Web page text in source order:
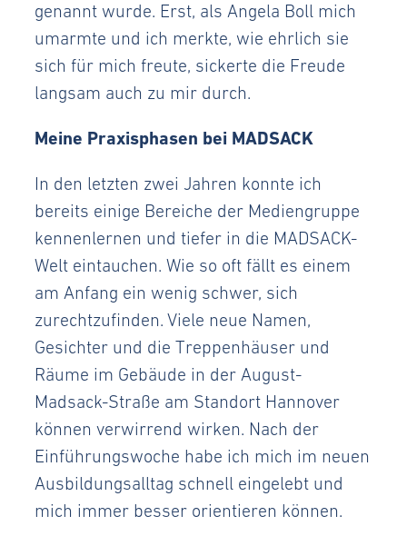
genannt wurde. Erst, als Angela Boll mich
umarmte und ich merkte, wie ehrlich sie
sich für mich freute, sickerte die Freude
langsam auch zu mir durch.
Meine Praxisphasen bei MADSACK
In den letzten zwei Jahren konnte ich
bereits einige Bereiche der Mediengruppe
kennenlernen und tiefer in die MADSACK-
Welt eintauchen. Wie so oft fällt es einem
am Anfang ein wenig schwer, sich
zurechtzufinden. Viele neue Namen,
Gesichter und die Treppenhäuser und
Räume im Gebäude in der August-
Madsack-Straße am Standort Hannover
können verwirrend wirken. Nach der
Einführungswoche habe ich mich im neuen
Ausbildungsalltag schnell eingelebt und
mich immer besser orientieren können.